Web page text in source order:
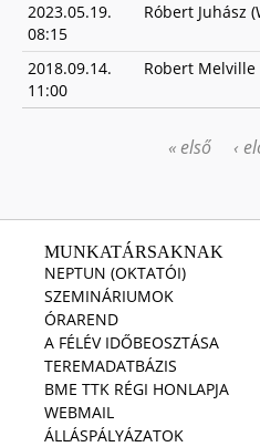
2023.05.19.
08:15
Róbert Juhász
2018.09.14.
11:00
Robert
« első ‹
MUNKATÁRSAKNAK
NEPTUN (OKTATÓI)
SZEMINÁRIUMOK
ÓRAREND
A FÉLÉV IDŐBEOSZTÁSA
TEREMADATBÁZIS
BME TTK RÉGI HONLAPJA
WEBMAIL
ÁLLÁSPÁLYÁZATOK